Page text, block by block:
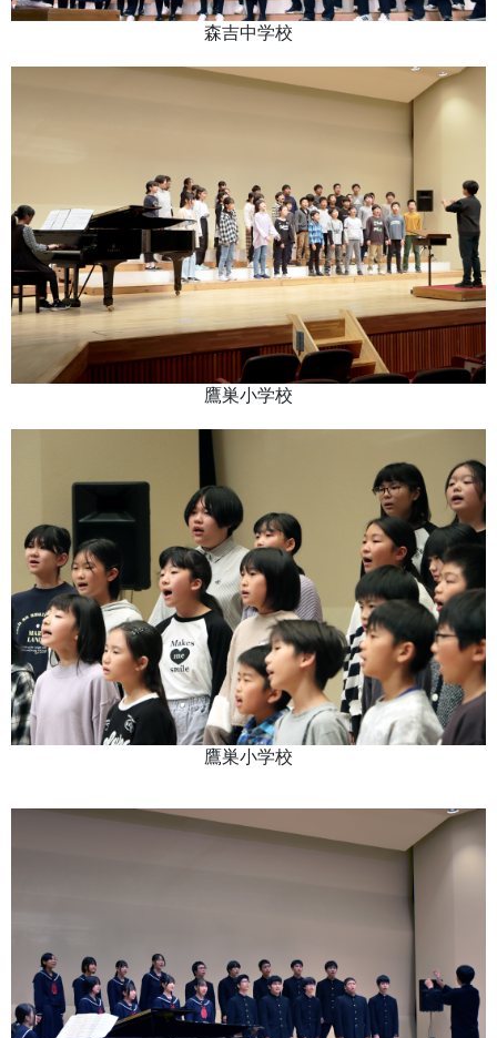
森吉中学校
鷹巣小学校
鷹巣小学校